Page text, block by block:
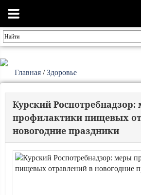
Главная /Здоровье
Курский
профилактики пищевых
новогодние праздники